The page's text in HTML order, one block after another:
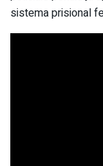
sistema prisional